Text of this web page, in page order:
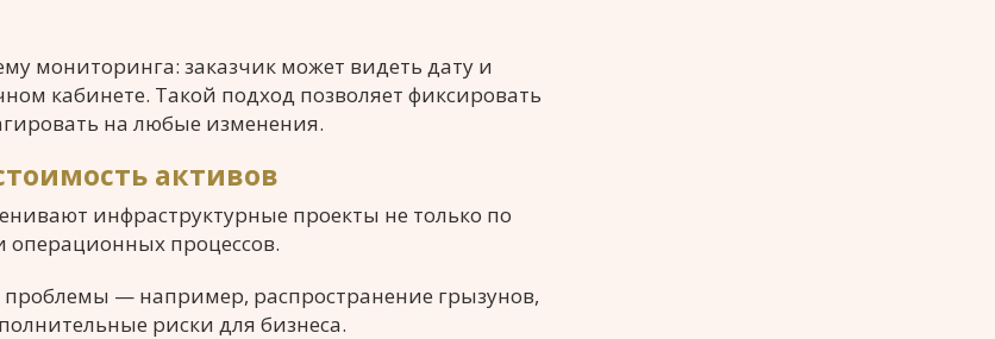
мониторинга: заказчик может видеть дату и
кабинете. Такой подход позволяет фиксировать
на любые изменения.
активов
инфраструктурные проекты не только по
операционных процессов.
— например, распространение грызунов,
риски для бизнеса.